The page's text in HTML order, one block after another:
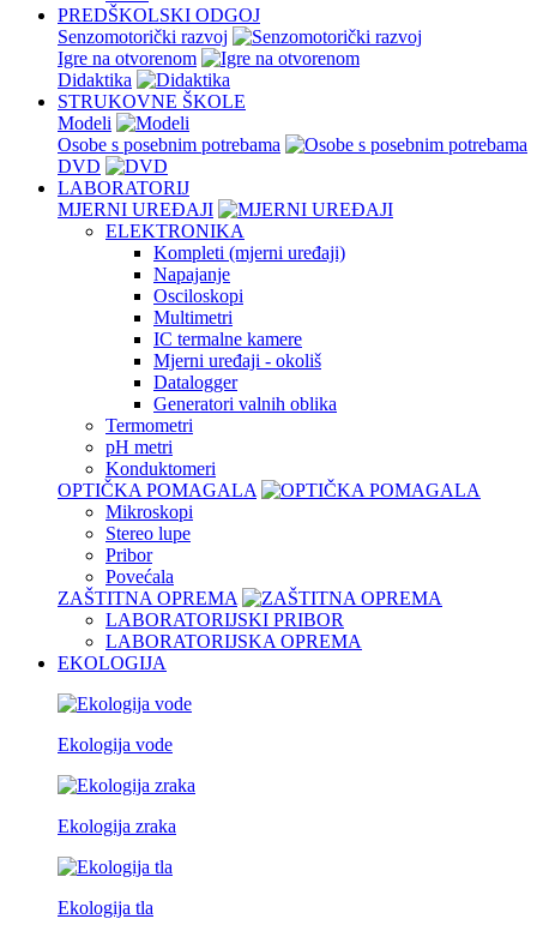
PREDŠKOLSKI ODGOJ
Senzomotorički razvoj
Igre na otvorenom
Didaktika
STRUKOVNE ŠKOLE
Modeli
Osobe s posebnim potrebama
DVD
LABORATORIJ
MJERNI UREĐAJI
ELEKTRONIKA
Kompleti (mjerni uređaji)
Napajanje
Osciloskopi
Multimetri
IC termalne kamere
Mjerni uređaji - okoliš
Datalogger
Generatori valnih oblika
Termometri
pH metri
Konduktomeri
OPTIČKA POMAGALA
Mikroskopi
Stereo lupe
Pribor
Povećala
ZAŠTITNA OPREMA
LABORATORIJSKI PRIBOR
LABORATORIJSKA OPREMA
EKOLOGIJA
Ekologija vode
Ekologija zraka
Ekologija tla